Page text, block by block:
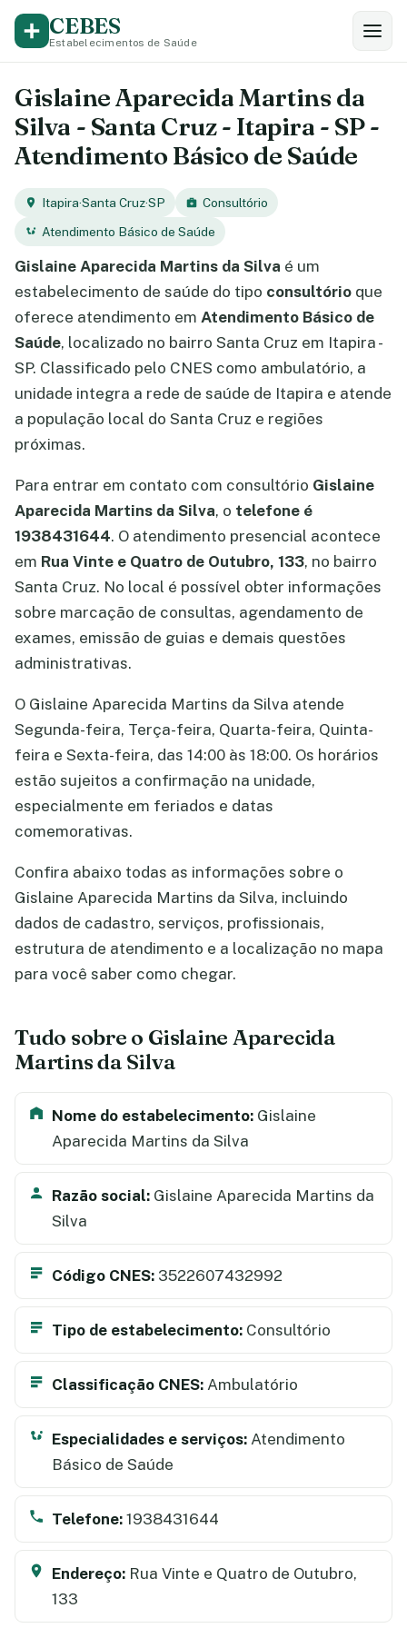
CEBES
Estabelecimentos de Saúde
Gislaine Aparecida Martins da
Silva - Santa Cruz - Itapira - SP -
Atendimento Básico de Saúde
Itapira·Santa Cruz·SP
Consultório
Atendimento Básico de Saúde
Gislaine Aparecida Martins da Silva é um
estabelecimento de saúde do tipo consultório que
oferece atendimento em Atendimento Básico de
Saúde, localizado no bairro Santa Cruz em Itapira -
SP. Classificado pelo CNES como ambulatório, a
unidade integra a rede de saúde de Itapira e atende
a população local do Santa Cruz e regiões
próximas.
Para entrar em contato com consultório Gislaine
Aparecida Martins da Silva, o telefone é
1938431644. O atendimento presencial acontece
em Rua Vinte e Quatro de Outubro, 133, no bairro
Santa Cruz. No local é possível obter informações
sobre marcação de consultas, agendamento de
exames, emissão de guias e demais questões
administrativas.
O Gislaine Aparecida Martins da Silva atende
Segunda-feira, Terça-feira, Quarta-feira, Quinta-
feira e Sexta-feira, das 14:00 às 18:00. Os horários
estão sujeitos a confirmação na unidade,
especialmente em feriados e datas
comemorativas.
Confira abaixo todas as informações sobre o
Gislaine Aparecida Martins da Silva, incluindo
dados de cadastro, serviços, profissionais,
estrutura de atendimento e a localização no mapa
para você saber como chegar.
Tudo sobre o Gislaine Aparecida
Martins da Silva
Nome do estabelecimento: Gislaine
Aparecida Martins da Silva
Razão social: Gislaine Aparecida Martins da
Silva
Código CNES: 3522607432992
Tipo de estabelecimento: Consultório
Classificação CNES: Ambulatório
Especialidades e serviços: Atendimento
Básico de Saúde
Telefone: 1938431644
Endereço: Rua Vinte e Quatro de Outubro,
133